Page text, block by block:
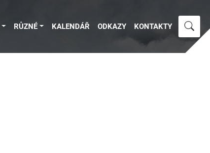
RŮZNÉ KALENDÁŘ ODKAZY KONTAKTY